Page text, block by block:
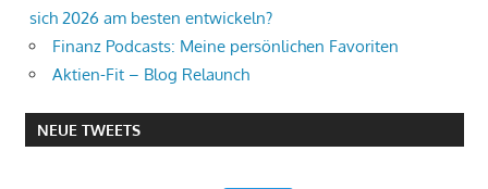
sich 2026 am besten entwickeln?
Finanz Podcasts: Meine persönlichen Favoriten
Aktien-Fit – Blog Relaunch
NEUE TWEETS